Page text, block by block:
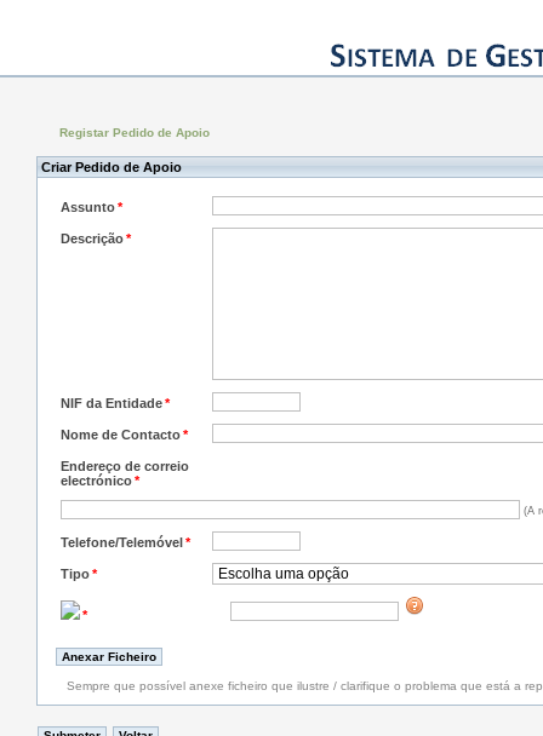
Registar Pedido de Apoio
Criar Pedido de Apoio
Assunto*
Descrição*
NIF da Entidade*
Nome de Contacto*
Endereço de correio
electrónico*
(A
Telefone/Telemóvel*
Tipo*
*
Sempre que possível anexe ficheiro que ilustre / clarifique o problema que está a